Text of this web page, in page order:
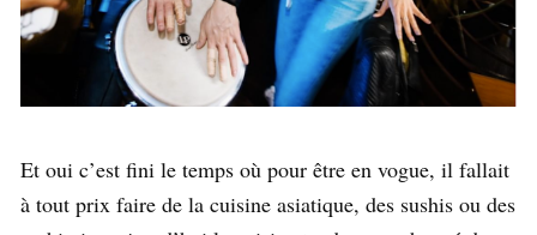
Et oui c’est fini le temps où pour être en vogue, il fallait
à tout prix faire de la cuisine asiatique, des sushis ou des